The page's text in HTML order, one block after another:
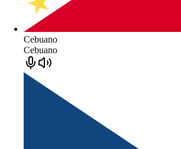
Cebuano
Cebuano